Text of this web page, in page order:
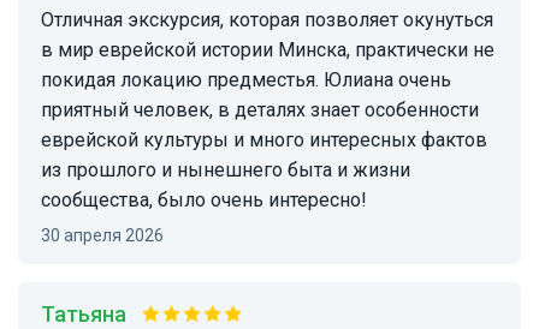
Отличная экскурсия, которая позволяет окунуться
в мир еврейской истории Минска, практически не
покидая локацию предместья. Юлиана очень
приятный человек, в деталях знает особенности
еврейской культуры и много интересных фактов
из прошлого и нынешнего быта и жизни
сообщества, было очень интересно!
30 апреля 2026
Татьяна